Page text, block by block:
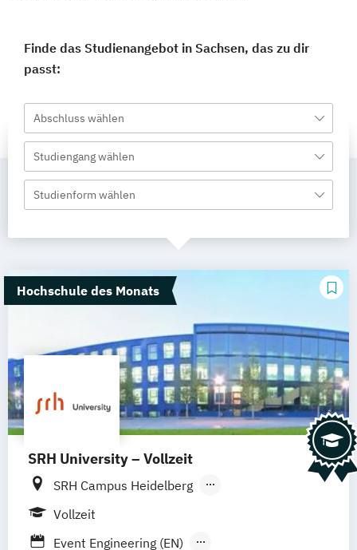
Finde das Studienangebot in Sachsen, das zu dir
passt:
Abschluss wählen
Studiengang wählen
Studienform wählen
Hochschule des Monats
SRH University – Vollzeit
SRH Campus Heidelberg
SRH Campus Berlin
Vollzeit
Event Engineering (EN)